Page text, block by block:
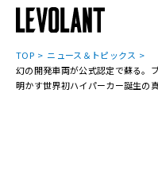
TOP
ニュース＆トピックス
幻の開発車両が公式認定で蘇る。
明かす世界初ハイパーカー誕生の